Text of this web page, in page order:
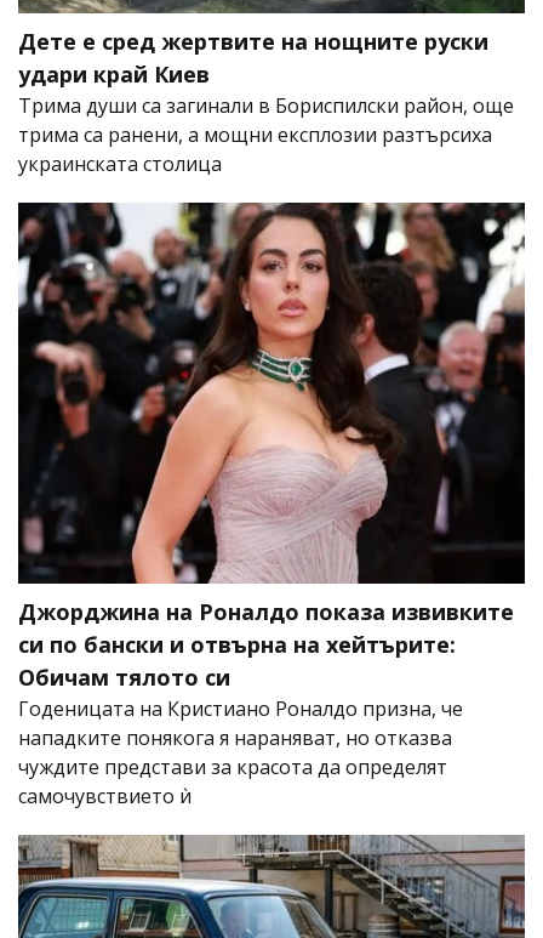
Дете е сред жертвите на нощните руски
удари край Киев
Трима души са загинали в Бориспилски район, още
трима са ранени, а мощни експлозии разтърсиха
украинската столица
Джорджина на Роналдо показа извивките
си по бански и отвърна на хейтърите:
Обичам тялото си
Годеницата на Кристиано Роналдо призна, че
нападките понякога я нараняват, но отказва
чуждите представи за красота да определят
самочувствието ѝ